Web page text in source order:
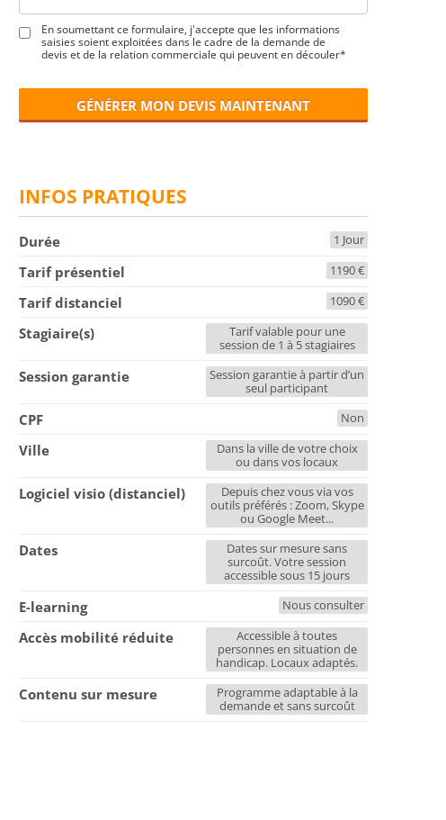
En soumettant ce formulaire, j'accepte que les informations
saisies soient exploitées dans le cadre de la demande de
devis et de la relation commerciale qui peuvent en découler*
GÉNÉRER MON DEVIS MAINTENANT
INFOS PRATIQUES
Durée 1 Jour
Tarif présentiel 1190 €
Tarif distanciel 1090 €
Stagiaire(s)
Tarif valable pour une
session de 1 à 5 stagiaires
Session garantie
Session garantie à partir d’un
seul participant
CPF Non
Ville
Dans la ville de votre choix
ou dans vos locaux
Logiciel visio (distanciel)
Depuis chez vous via vos
outils préférés : Zoom, Skype
ou Google Meet...
Dates
Dates sur mesure sans
surcoût. Votre session
accessible sous 15 jours
E-learning Nous consulter
Accès mobilité réduite
Accessible à toutes
personnes en situation de
handicap. Locaux adaptés.
Contenu sur mesure
Programme adaptable à la
demande et sans surcoût